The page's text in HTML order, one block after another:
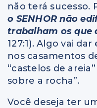
não terá sucesso.
o SENHOR não
trabalham os que
127:1). Algo vai
nos casamentos
“castelos de
sobre a rocha”.
Você deseja ter